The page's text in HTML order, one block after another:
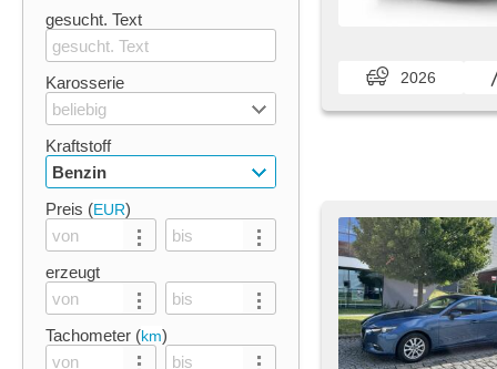
gesucht. Text
Karosserie
beliebig
Kraftstoff
Benzin
Preis (EUR)
erzeugt
Tachometer (km)
2026